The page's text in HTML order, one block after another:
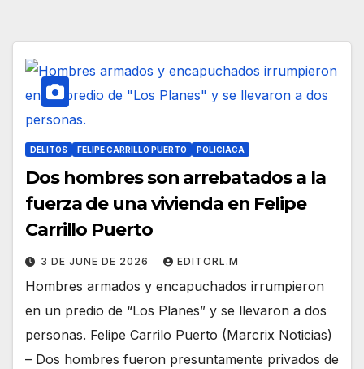
DELITOS FELIPE CARRILLO PUERTO POLICIACA
Dos hombres son arrebatados a la
fuerza de una vivienda en Felipe
Carrillo Puerto
3 DE JUNE DE 2026 EDITORL.M
Hombres armados y encapuchados irrumpieron
en un predio de “Los Planes” y se llevaron a dos
personas. Felipe Carrilo Puerto (Marcrix Noticias)
– Dos hombres fueron presuntamente privados de